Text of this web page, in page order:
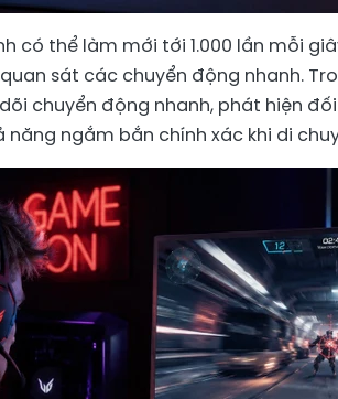
có thể làm mới tới 1.000 lần mỗi
sát các chuyển động nhanh.
chuyển động nhanh, phát hiện
năng ngắm bắn chính xác khi di